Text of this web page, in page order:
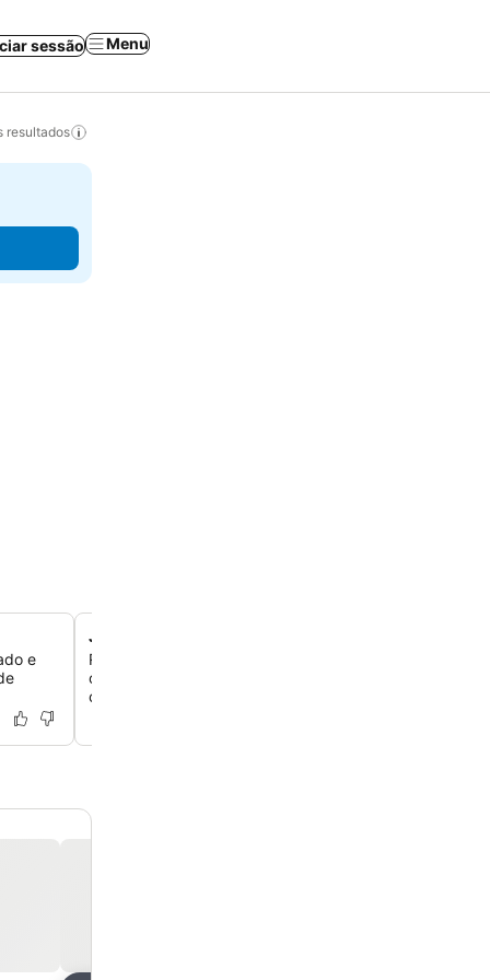
sessão Menu
resultados
e
Jacuzzi na cobertura com vistas panorâmicas
Relaxe na jacuzzi quente e borbulhante no terraço da
oferece vistas deslumbrantes das montanhas ao redor
charmosa vila de Alte, especialmente linda ao pôr do